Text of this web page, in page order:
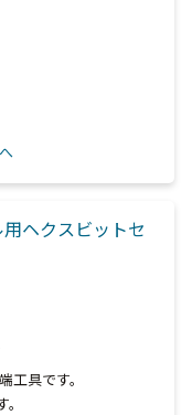
ヘクスビットセ
工具です。